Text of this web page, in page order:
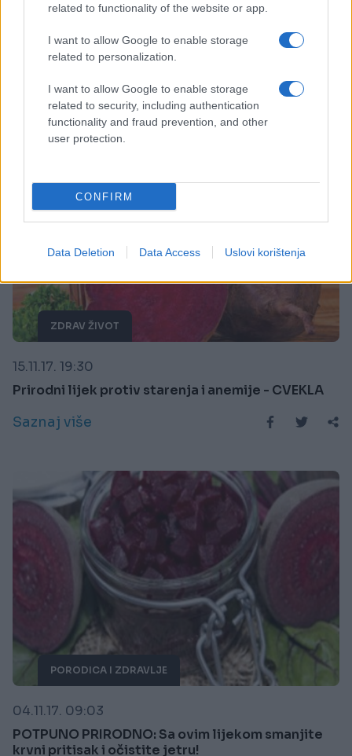
related to functionality of the website or app.
I want to allow Google to enable storage
related to personalization.
I want to allow Google to enable storage
related to security, including authentication
functionality and fraud prevention, and other
user protection.
CONFIRM
Data Deletion Data Access Uslovi korištenja
Pojedite cveklu i nakon nekoliko sati otiđite u
toalet: Jednostavan test otkriva je li vam
PROBAVA U OPASNOSTI
ZDRAV ŽIVOT
15.11.17. 19:30
Prirodni lijek protiv starenja i anemije - CVEKLA
Saznaj više
PORODICA I ZDRAVLJE
04.11.17. 09:03
POTPUNO PRIRODNO: Sa ovim lijekom smanjite
krvni pritisak i očistite jetru!